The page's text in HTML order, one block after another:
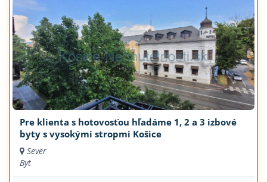
Pre klienta s hotovosťou hľadáme 1, 2 a 3 izbové
byty s vysokými stropmi Košice
Sever
Byt